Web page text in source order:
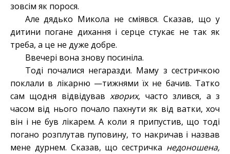
зовсім як порося.
Але дядько Микола не сміявся. Сказав, що у
дитини погане дихання і серце стукає не так як
треба, а це не дуже добре.
Ввечері вона знову посиніла.
Тоді почалися негаразди. Маму з сестричкою
поклали в лікарню —тижнями їх не бачив. Татко
сам щодня відвідувавхворих, часто злився, а з
часом від нього почало пахнути як від ватки, хоч
він і не був лікарем. А коли я припустив, що тоді
погано розплутав пуповину, то накричав і назвав
мене дурнем. Сказав, що сестричка недоношена,